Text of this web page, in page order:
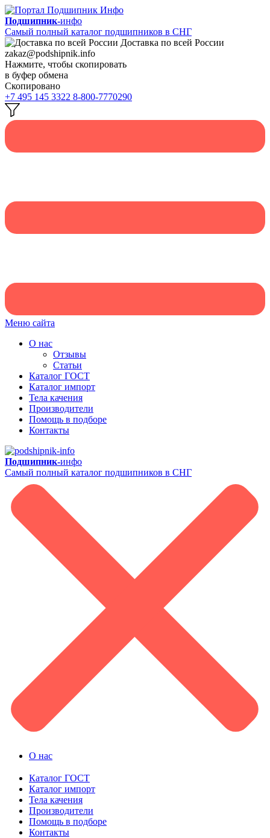
Подшипник-инфо
Самый полный каталог подшипников в СНГ
Доставка по всей России
zakaz@podshipnik.info
Нажмите, чтобы скопировать
в буфер обмена
Скопировано
+7 495 145 3322 8-800-7770290
Меню сайта
О нас
Отзывы
Статьи
Каталог ГОСТ
Каталог импорт
Тела качения
Производители
Помощь в подборе
Контакты
Подшипник-инфо
Самый полный каталог подшипников в СНГ
О нас
Каталог ГОСТ
Каталог импорт
Тела качения
Производители
Помощь в подборе
Контакты